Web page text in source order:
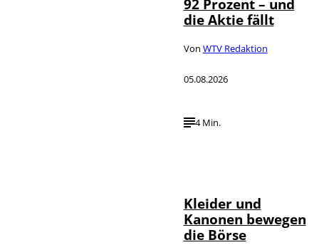
92 Prozent – und
die Aktie fällt
Von WTV Redaktion
05.08.2026
4 Min.
Kleider und
Kanonen bewegen
die Börse